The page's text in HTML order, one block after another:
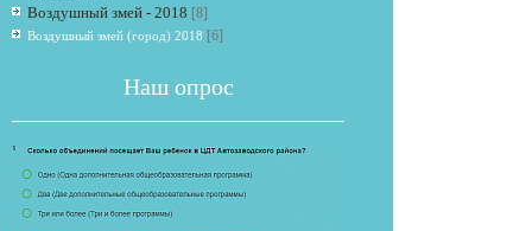
Воздушный змей - 2018 [8]
Воздушный змей (город) 2018 [6]
Наш опрос